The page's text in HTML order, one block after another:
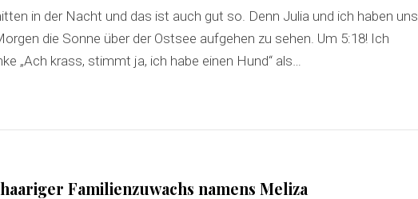
in der Nacht und das ist auch gut so. Denn Julia und ich haben uns
die Sonne über der Ostsee aufgehen zu sehen. Um 5:18! Ich
„Ach krass, stimmt ja, ich habe einen Hund“ als…
Familienzuwachs namens Meliza